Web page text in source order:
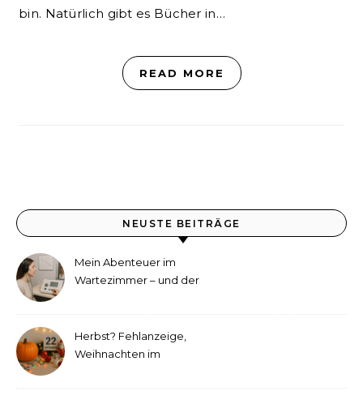
bin. Natürlich gibt es Bücher in…
READ MORE
NEUSTE BEITRÄGE
Mein Abenteuer im
Wartezimmer – und der
Herbst? Fehlanzeige,
Weihnachten im